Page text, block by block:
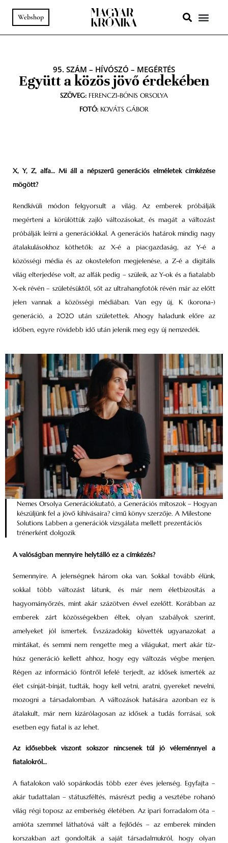
Webshop
95. SZÁM – HÍVÓSZÓ – MEGÉRTÉS
Együtt a közös jövő érdekében
SZÖVEG: FERENCZI-BÓNIS ORSOLYA
FOTÓ: KOVÁTS GÁBOR
X, Y, Z, alfa… Mi áll a népszerű generációs elméletek címkézése
mögött?
Rendkívüli módon felgyorsult a világ. Az emberek próbálják
megérteni a körülöttük zajló változásokat, és magát a változást
próbálják leírni a generációkkal. A generációs határok mindig nagy
átalakulásokhoz köthetők: az X-é a piacgazdaság, az Y-é a
közösségi média és az okostelefon megjelenése, a Z-é a digitális
világ elterjedése volt, az alfák pedig – szüleik, az Y-ok és a fiatalabb
X-ek révén – születésüktől, sőt az ultrahangfotók révén már az előtt
jelen vannak a közösségi médiában. Van egy új, K (korona-)
generáció, a 2020 után születettek. Ahogy haladunk előre az
időben, egyre rövidebb idő után jelenik meg egy új nemzedék.
Nemes Orsolya Generációkutató, a Generációs mítoszok – Hogyan
készüljünk fel a jövő kihívásaira? című könyv szerzője. A Milestone
Solutions Labben a generációk vizsgálata mellett prezentációs
trénerként dolgozik
A valóságban mennyire helytálló ez a címkézés?
Semennyire. A jelenségnek három oka van. Sokkal tovább élünk,
sokkal több változást látunk, és már nem életbizosítás a
hagyományőrzés, mint akár százötven évvel ezelőtt. Korábban az
emberek zárt közösségekben éltek, olyan szabályok szerint,
amelyeket jól ismertek. Évszázadokig követték ugyanazokat a
mintákat, és semmi nem rengette meg a világukat, mert akár tíz-
húsz generáció kellett ahhoz, hogy egy változás végbe menjen.
Régen az információ föntről lefelé terjedt, az idősek ismerték az
élet csínját-bínját, tudták, hogy kell vetni, aratni, gyereket nevelni,
mozogni a társadalomban. A változások hatására azonban ez is
átalakult, már nem kizárólagosan az idősek a tudás forrásai, sok
esetben egy fiatal is az lehet.
Az idősebbek viszont sokszor nincsenek túl jó véleménnyel a
fiatalokról…
A fiatalokon való sopánkodás több ezer éves jelenség. Egyfajta –
akár tudattalan – státuszféltés, másrészt pedig a vesztébe rohanó
világ régi toposz az emberiség életében. Az ipari forradalom óta –
amióta szemmel láthatóvá vált a fejlődés – az emberek minden
korszakban azt gondolták a saját társadalmukról, hogy olyan